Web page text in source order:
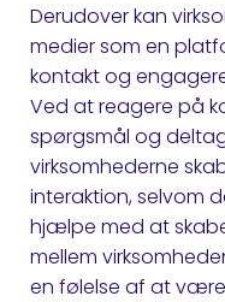
Derudover kan
medier som en
kontakt og
Ved at reagere på
spørgsmål og
virksomhederne
interaktion, selvom
hjælpe med at
mellem
en følelse af at